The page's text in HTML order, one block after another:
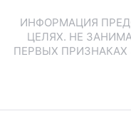
ИНФОРМАЦИЯ
ЦЕЛЯХ. НЕ
ПЕРВЫХ